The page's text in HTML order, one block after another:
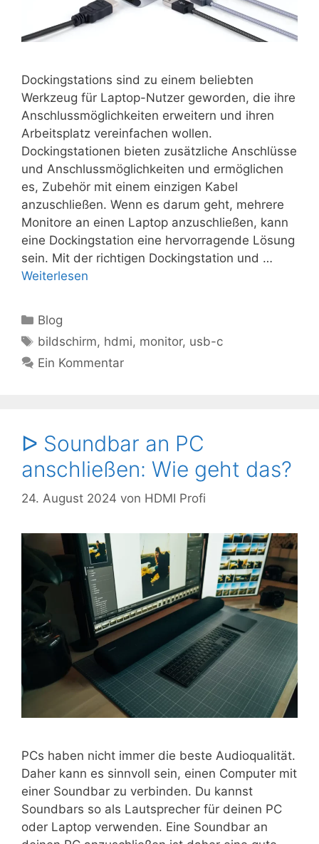
Dockingstations sind zu einem beliebten
Werkzeug für Laptop-Nutzer geworden, die ihre
Anschlussmöglichkeiten erweitern und ihren
Arbeitsplatz vereinfachen wollen.
Dockingstationen bieten zusätzliche Anschlüsse
und Anschlussmöglichkeiten und ermöglichen
es, Zubehör mit einem einzigen Kabel
anzuschließen. Wenn es darum geht, mehrere
Monitore an einen Laptop anzuschließen, kann
eine Dockingstation eine hervorragende Lösung
sein. Mit der richtigen Dockingstation und …
Weiterlesen
Kategorien
Blog
Schlagwörter
bildschirm, hdmi, monitor, usb-c
Ein Kommentar
ᐅ Soundbar an PC
anschließen: Wie geht das?
24. August 2024 von HDMI Profi
PCs haben nicht immer die beste Audioqualität.
Daher kann es sinnvoll sein, einen Computer mit
einer Soundbar zu verbinden. Du kannst
Soundbars so als Lautsprecher für deinen PC
oder Laptop verwenden. Eine Soundbar an